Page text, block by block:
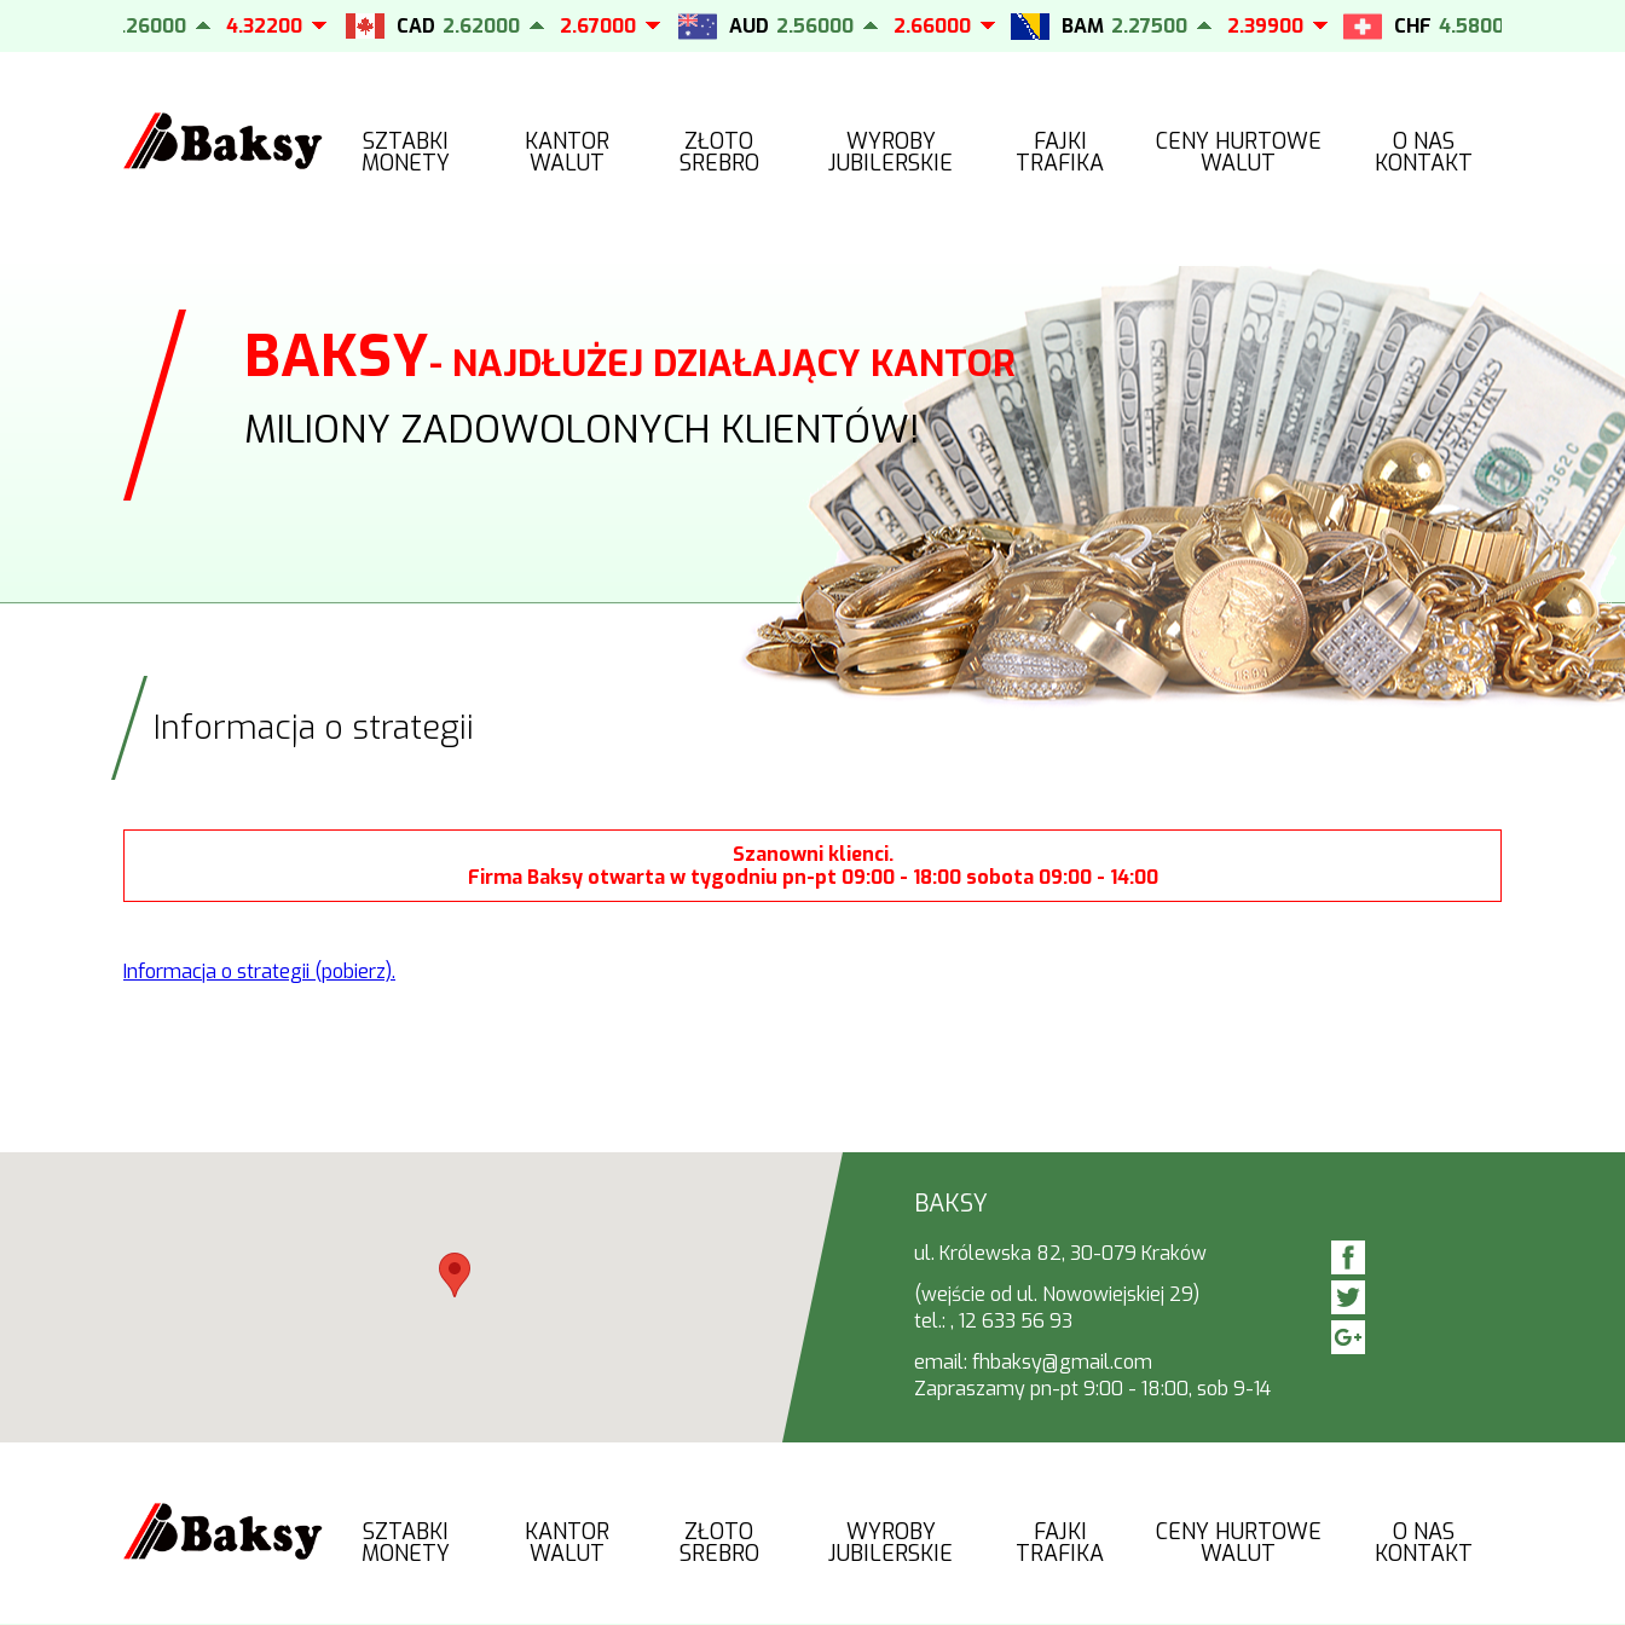
4.26000 4.32200 CAD 2.62000 2.67000 AUD 2.56000 2.66000 BAM 2.27500 2.39900 CHF 4.58000
SZTABKI
MONETY
KANTOR
WALUT
ZŁOTO
SREBRO
WYROBY
JUBILERSKIE
FAJKI
TRAFIKA
CENY HURTOWE
WALUT
O NAS
KONTAKT
BAKSY- NAJDŁUŻEJ DZIAŁAJĄCY KANTOR
MILIONY ZADOWOLONYCH KLIENTÓW!
Informacja o strategii
Szanowni klienci.
Firma Baksy otwarta w tygodniu pn-pt 09:00 - 18:00 sobota 09:00 - 14:00
Informacja o strategii (pobierz).
BAKSY
ul. Królewska 82, 30-079 Kraków
(wejście od ul. Nowowiejskiej 29)
tel.: , 12 633 56 93
email: fhbaksy@gmail.com
Zapraszamy pn-pt 9:00 - 18:00, sob 9-14
SZTABKI
MONETY
KANTOR
WALUT
ZŁOTO
SREBRO
WYROBY
JUBILERSKIE
FAJKI
TRAFIKA
CENY HURTOWE
WALUT
O NAS
KONTAKT